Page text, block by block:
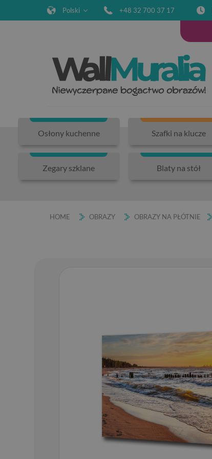
Polski +48 32 700 37 17
Osłony kuchenne Szafki na klucze
Zegary szklane Blaty na stół
HOME OBRAZY OBRAZY NA PŁÓTNIE